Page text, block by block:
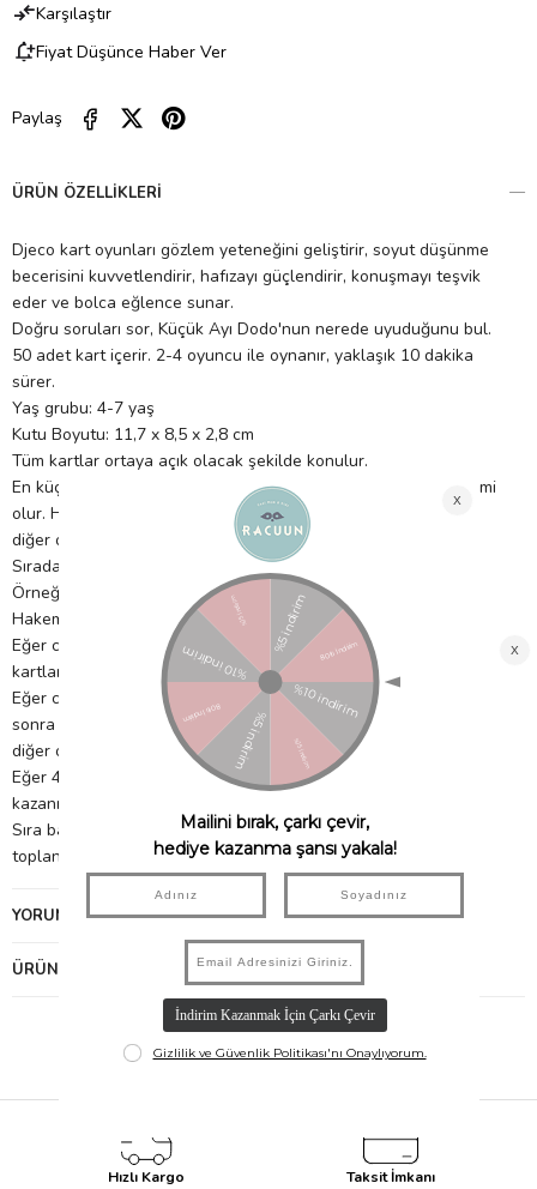
Karşılaştır
Fiyat Düşünce Haber Ver
Paylaş
ÜRÜN ÖZELLIKLERI
Djeco kart oyunları gözlem yeteneğini geliştirir, soyut düşünme
becerisini kuvvetlendirir, hafızayı güçlendirir, konuşmayı teşvik
eder ve bolca eğlence sunar.
Doğru soruları sor, Küçük Ayı Dodo'nun nerede uyuduğunu bul.
50 adet kart içerir. 2-4 oyuncu ile oynanır, yaklaşık 10 dakika
sürer.
Yaş grubu: 4-7 yaş
Kutu Boyutu: 11,7 x 8,5 x 2,8 cm
Tüm kartlar ortaya açık olacak şekilde konulur.
En küçük oyuncu oyuna başlar ve aynı zamanda oyunun hakemi
olur. Hakem küçük Dodo'yu kartlardan birinin altına saklarken
diğer oyuncular gözlerini yumar.
Sıradaki oyuncu Dodo'yu bulmak için sorular sorar.
Örneğin, Dodo kedinin bulunduğu evde mi uyuyor?
Hakem bu soruyu evet veya hayır diye yanıtlamalıdır.
Eğer cevap evet ise, soruyu soran kişi içinde kedi bulunmayan
kartları çevirir.
Eğer cevap hayır ise, içinde kedi bulunan kartları çevirir. Daha
sonra şansını dener ve bir cevap verir. Dodo' yu bulamazsa sıra
diğer oyuncuya geçer.
Eğer 4 sorudan sonra kimse Dodo'yu bulamazsa hakem 1 jeton
kazanır.
Sıra başka bir oyuncuya geçer ve hakem olur, 5 jeton
toplandığında oyun sona erer.
YORUMLAR(0)
ÜRÜN ÖNERILERI
Hızlı Kargo Taksit İmkanı